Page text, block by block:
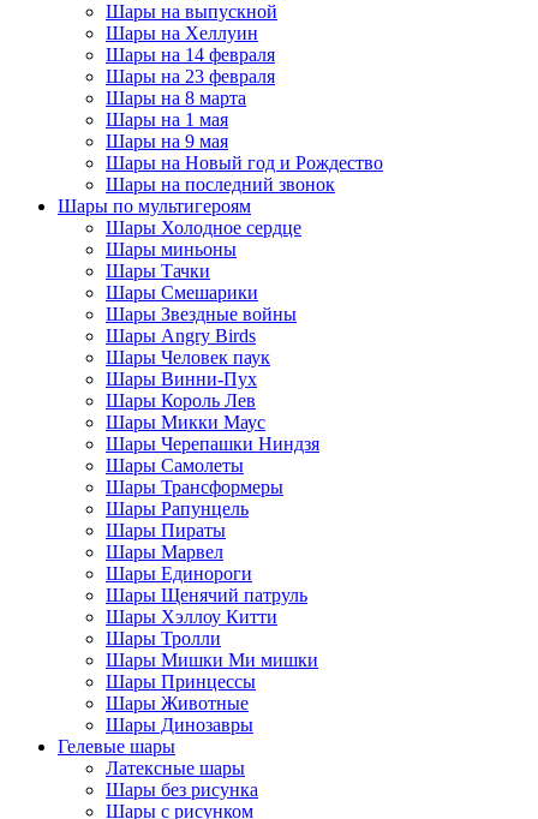
Шары на выпускной
Шары на Хеллуин
Шары на 14 февраля
Шары на 23 февраля
Шары на 8 марта
Шары на 1 мая
Шары на 9 мая
Шары на Новый год и Рождество
Шары на последний звонок
Шары по мультигероям
Шары Холодное сердце
Шары миньоны
Шары Тачки
Шары Смешарики
Шары Звездные войны
Шары Angry Birds
Шары Человек паук
Шары Винни-Пух
Шары Король Лев
Шары Микки Маус
Шары Черепашки Ниндзя
Шары Самолеты
Шары Трансформеры
Шары Рапунцель
Шары Пираты
Шары Марвел
Шары Единороги
Шары Щенячий патруль
Шары Хэллоу Китти
Шары Тролли
Шары Мишки Ми мишки
Шары Принцессы
Шары Животные
Шары Динозавры
Гелевые шары
Латексные шары
Шары без рисунка
Шары с рисунком